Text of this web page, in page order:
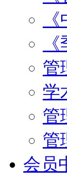
管
学
管
管
会员